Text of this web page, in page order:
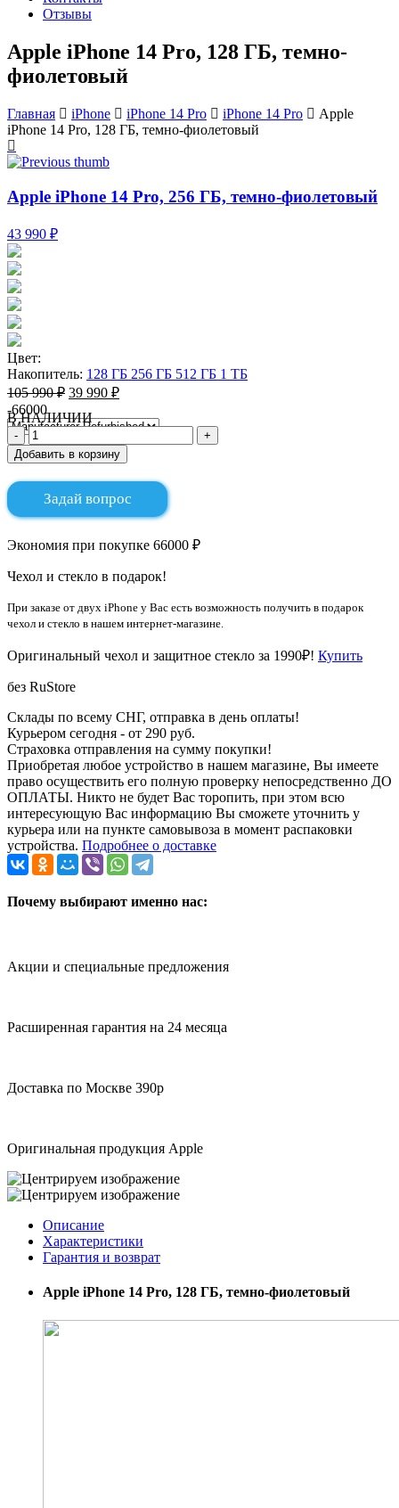
Отзывы
Apple iPhone 14 Pro, 128 ГБ, темно-
фиолетовый
Главная iPhone iPhone 14 Pro iPhone 14 Pro
Apple
iPhone 14 Pro, 128 ГБ, темно-фиолетовый
Apple iPhone 14 Pro, 256 ГБ, темно-фиолетовый
43 990 ₽
Цвет:
Накопитель: 128 ГБ 256 ГБ 512 ГБ 1 ТБ
105 990 ₽ 39 990 ₽
-66000
В НАЛИЧИИ
Добавить в корзину
Задай вопрос
Экономия при покупке 66000 ₽
Чехол и стекло в подарок!
При заказе от двух iPhone у Вас есть возможность получить в подарок
чехол и стекло в нашем интернет-магазине.
Оригинальный чехол и защитное стекло за 1990₽! Купить
без RuStore
Склады по всему СНГ, отправка в день оплаты!
Курьером сегодня - от 290 руб.
Страховка отправления на сумму покупки!
Приобретая любое устройство в нашем магазине, Вы имеете
право осуществить его полную проверку непосредственно ДО
ОПЛАТЫ. Никто не будет Вас торопить, при этом всю
интересующую Вас информацию Вы сможете уточнить у
курьера или на пункте самовывоза в момент распаковки
устройства. Подробнее о доставке
Почему выбирают именно нас:
Акции и специальные предложения
Расширенная гарантия на 24 месяца
Доставка по Москве 390р
Оригинальная продукция Apple
Описание
Характеристики
Гарантия и возврат
Apple iPhone 14 Pro, 128 ГБ, темно-фиолетовый